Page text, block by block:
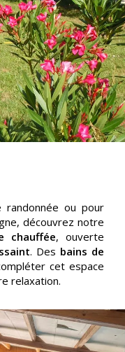
ou pour
découvrez notre
chauffée, ouverte
. Des bains de
cet espace
relaxation.